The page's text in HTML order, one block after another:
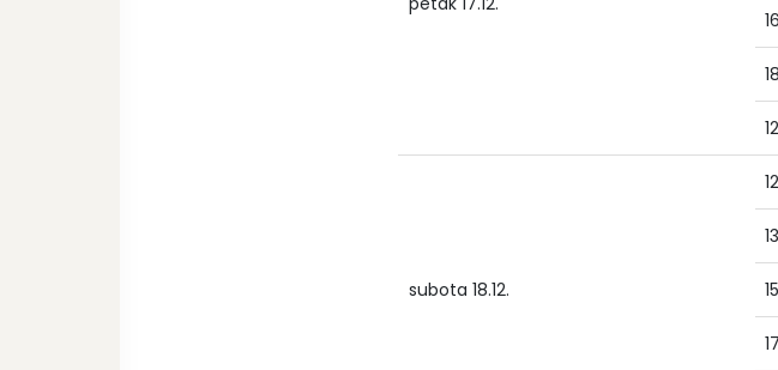
subota 18.12.